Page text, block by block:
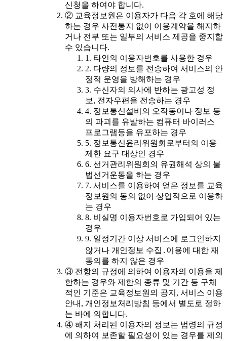
신청을 하여야 합니다.
② 교육정보원은 이용자가 다음 각 호에 해당
하는 경우 사전통지 없이 이용계약을 해지하
거나 전부 또는 일부의 서비스 제공을 중지할
수 있습니다.
1. 타인의 이용자번호를 사용한 경우
2. 다량의 정보를 전송하여 서비스의 안
정적 운영을 방해하는 경우
3. 수신자의 의사에 반하는 광고성 정
보, 전자우편을 전송하는 경우
4. 정보통신설비의 오작동이나 정보 등
의 파괴를 유발하는 컴퓨터 바이러스
프로그램등을 유포하는 경우
5. 정보통신윤리위원회로부터의 이용
제한 요구 대상인 경우
6. 선거관리위원회의 유권해석 상의 불
법선거운동을 하는 경우
7. 서비스를 이용하여 얻은 정보를 교육
정보원의 동의 없이 상업적으로 이용하
는 경우
8. 비실명 이용자번호로 가입되어 있는
경우
9. 일정기간 이상 서비스에 로그인하지
않거나 개인정보 수집․이용에 대한 재
동의를 하지 않은 경우
③ 전항의 규정에 의하여 이용자의 이용을 제
한하는 경우와 제한의 종류 및 기간 등 구체
적인 기준은 교육정보원의 공지, 서비스 이용
안내, 개인정보처리방침 등에서 별도로 정하
는 바에 의합니다.
④ 해지 처리된 이용자의 정보는 법령의 규정
에 의하여 보존할 필요성이 있는 경우를 제외